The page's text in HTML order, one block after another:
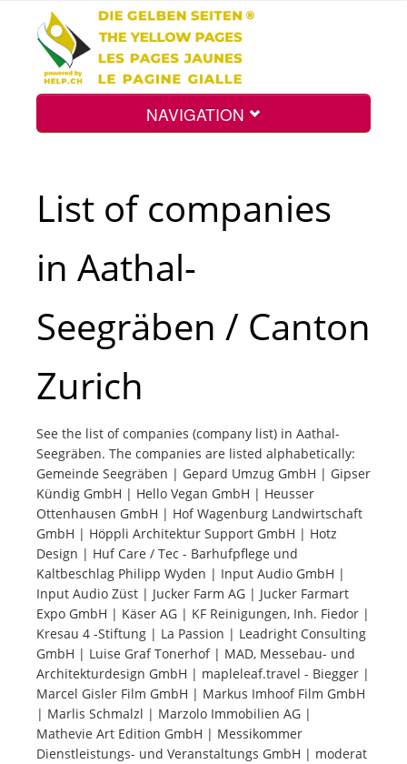
NAVIGATION
Top
Tourists
News
Benefits
Plans
Media
About us
List of companies
in Aathal-
Seegräben / Canton
Zurich
See the list of companies (company list) in Aathal-
Seegräben. The companies are listed alphabetically:
Gemeinde Seegräben | Gepard Umzug GmbH | Gipser
Kündig GmbH | Hello Vegan GmbH | Heusser
Ottenhausen GmbH | Hof Wagenburg Landwirtschaft
GmbH | Höppli Architektur Support GmbH | Hotz
Design | Huf Care / Tec - Barhufpflege und
Kaltbeschlag Philipp Wyden | Input Audio GmbH |
Input Audio Züst | Jucker Farm AG | Jucker Farmart
Expo GmbH | Käser AG | KF Reinigungen, Inh. Fiedor |
Kresau 4 -Stiftung | La Passion | Leadright Consulting
GmbH | Luise Graf Tonerhof | MAD, Messebau- und
Architekturdesign GmbH | mapleleaf.travel - Biegger |
Marcel Gisler Film GmbH | Markus Imhoof Film GmbH
| Marlis Schmalzl | Marzolo Immobilien AG |
Mathevie Art Edition GmbH | Messikommer
Dienstleistungs- und Veranstaltungs GmbH | moderat